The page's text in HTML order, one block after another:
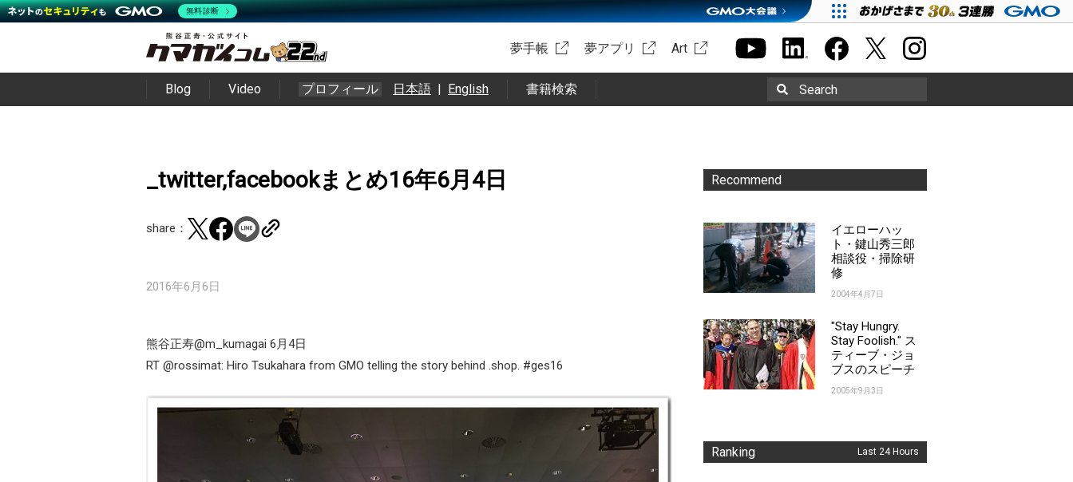
夢手帳 夢アプリ Art
Blog Video プロフィール 日本語 | English 書籍検索 Search
_twitter,facebookまとめ16年6月4日
share：
2016年6月6日
熊谷正寿‏@m_kumagai 6月4日
RT @rossimat: Hiro Tsukahara from GMO telling the story behind .shop. #ges16
Recommend
イエローハッ
ト・鍵山秀三郎
相談役・掃除研
修
2004年4月7日
"Stay Hungry.
Stay Foolish." ス
ティーブ・ジョ
ブスのスピーチ
2005年9月3日
Ranking Last 24 Hours
無料診断